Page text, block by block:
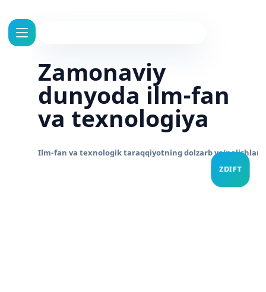
Zamonaviy
dunyoda ilm-fan
va texnologiya